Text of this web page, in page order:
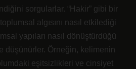
sorgularlar. “Hakir” gibi bir
algısını nasıl etkilediği
yapıları nasıl dönüştürdüğü
düşünürler. Örneğin, kelimenin
eşitsizlikleri ve cinsiyet